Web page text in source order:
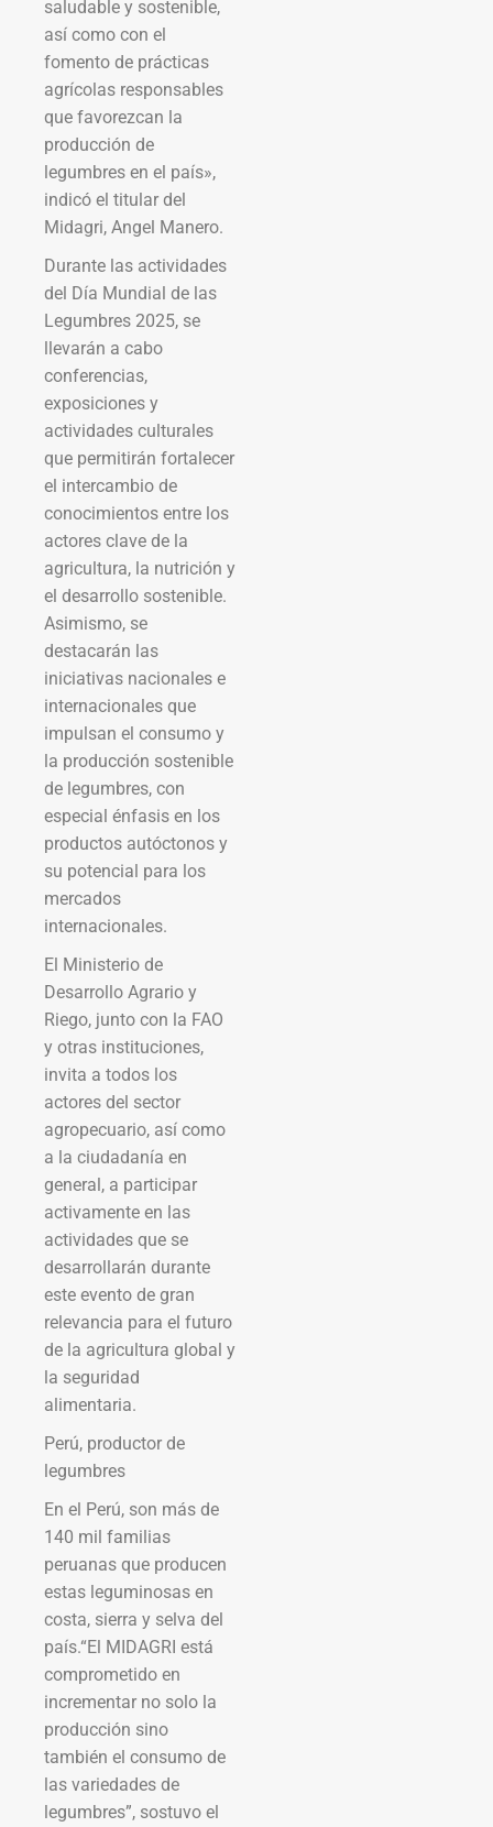
saludable y sostenible,
así como con el
fomento de prácticas
agrícolas responsables
que favorezcan la
producción de
legumbres en el país»,
indicó el titular del
Midagri, Angel Manero.
Durante las actividades
del Día Mundial de las
Legumbres 2025, se
llevarán a cabo
conferencias,
exposiciones y
actividades culturales
que permitirán fortalecer
el intercambio de
conocimientos entre los
actores clave de la
agricultura, la nutrición y
el desarrollo sostenible.
Asimismo, se
destacarán las
iniciativas nacionales e
internacionales que
impulsan el consumo y
la producción sostenible
de legumbres, con
especial énfasis en los
productos autóctonos y
su potencial para los
mercados
internacionales.
El Ministerio de
Desarrollo Agrario y
Riego, junto con la FAO
y otras instituciones,
invita a todos los
actores del sector
agropecuario, así como
a la ciudadanía en
general, a participar
activamente en las
actividades que se
desarrollarán durante
este evento de gran
relevancia para el futuro
de la agricultura global y
la seguridad
alimentaria.
Perú, productor de
legumbres
En el Perú, son más de
140 mil familias
peruanas que producen
estas leguminosas en
costa, sierra y selva del
país.“El MIDAGRI está
comprometido en
incrementar no solo la
producción sino
también el consumo de
las variedades de
legumbres”, sostuvo el